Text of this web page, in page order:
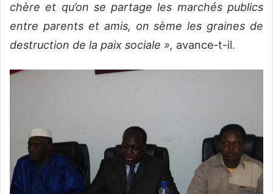
chère et qu’on se partage les marchés publics
entre parents et amis, on sème les graines de
destruction de la paix sociale », avance-t-il.